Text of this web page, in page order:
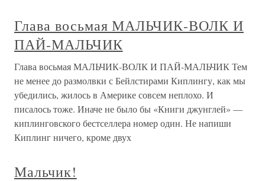
Глава восьмая МАЛЬЧИК-ВОЛК И
ПАЙ-МАЛЬЧИК
Глава восьмая МАЛЬЧИК-ВОЛК И ПАЙ-МАЛЬЧИК Тем
не менее до размолвки с Бейлстирами Киплингу, как мы
убедились, жилось в Америке совсем неплохо. И
писалось тоже. Иначе не было бы «Книги джунглей» —
киплинговского бестселлера номер один. Не напиши
Киплинг ничего, кроме двух
Мальчик!